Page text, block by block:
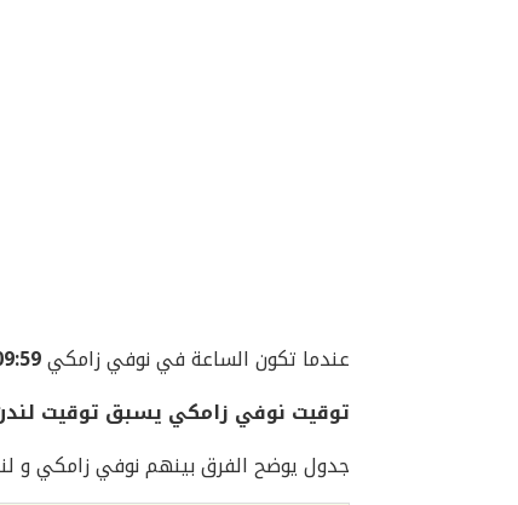
عندما تكون الساعة في نوفي زامكي09:59
توقيت نوفي زامكي يسبق توقيت
جدول يوضح الفرق بينهم نوفي زامكي و